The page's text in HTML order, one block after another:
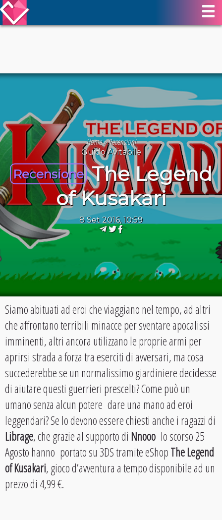
Home»Recensioni
Guido Avitabile
Recensione The Legend
of Kusakari
8 Set 2016, 10:59
Siamo abituati ad eroi che viaggiano nel tempo, ad altri
che affrontano terribili minacce per sventare apocalissi
imminenti, altri ancora utilizzano le proprie armi per
aprirsi strada a forza tra eserciti di avversari, ma cosa
succederebbe se un normalissimo giardiniere decidesse
di aiutare questi guerrieri prescelti? Come può un
umano senza alcun potere dare una mano ad eroi
leggendari? Se lo devono essere chiesti anche i ragazzi di
Librage, che grazie al supporto di Nnooo lo scorso 25
Agosto hanno portato su 3DS tramite eShopThe Legend
of Kusakari, gioco d’avventura a tempo disponibile ad un
prezzo di 4,99 €.